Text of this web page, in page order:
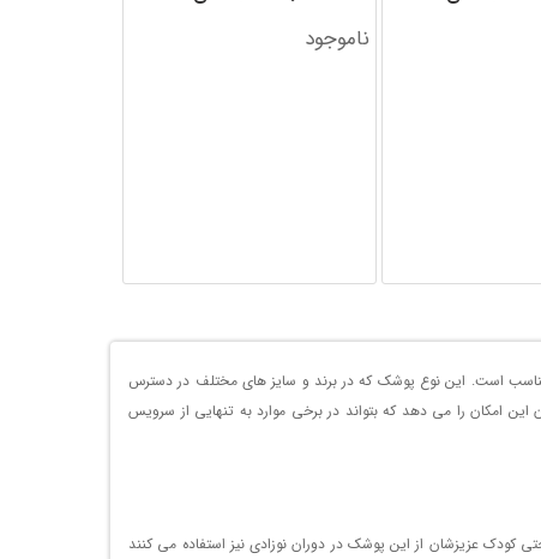
ناموجود
نوزادان دارند مناسب است. این نوع پوشک که در برند و سایز های مختلف در دسترس
امکان را می دهد که بتواند در برخی موارد به تنهایی از سرویس
عزیزشان از این پوشک در دوران نوزادی نیز استفاده می کنند